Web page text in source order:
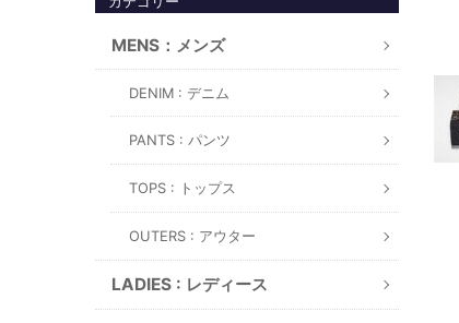
MENS：メンズ
DENIM : デニム
PANTS : パンツ
TOPS : トップス
OUTERS : アウター
LADIES : レディース